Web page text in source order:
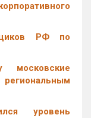
РФ по
московские
уровень